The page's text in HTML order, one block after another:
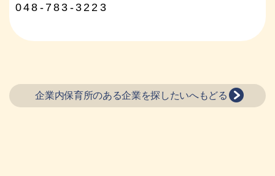
048-783-3223
企業内保育所のある企業を探したいへもどる